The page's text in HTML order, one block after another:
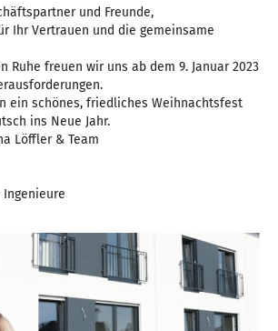
und Freunde,
Ihr Vertrauen und die gemeinsame
Ruhe freuen wir uns ab dem 9. Januar 2023
ein schönes, friedliches Weihnachtsfest
ins Neue Jahr.
Löffler & Team